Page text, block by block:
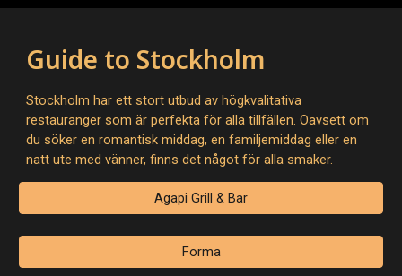
Guide to Stockholm
Stockholm har ett stort utbud av högkvalitativa
restauranger som är perfekta för alla tillfällen. Oavsett om
du söker en romantisk middag, en familjemiddag eller en
natt ute med vänner, finns det något för alla smaker.
Agapi Grill & Bar
Forma